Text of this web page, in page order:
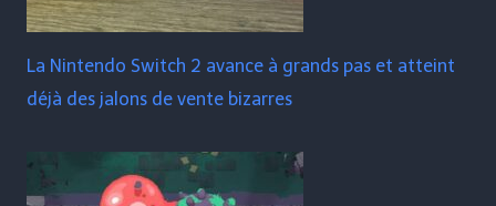
La Nintendo Switch 2 avance à grands pas et atteint
déjà des jalons de vente bizarres